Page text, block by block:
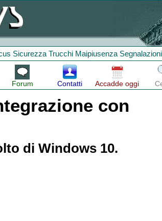
Sicurezza Trucchi Maipiusenza Segnalazioni
Forum Contatti Accadde oggi
con
di Windows 10.